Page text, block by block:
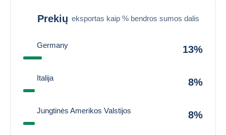
Prekių eksportas kaip % bendros sumos dalis
Germany 13%
Italija 8%
Jungtinės Amerikos Valstijos 8%